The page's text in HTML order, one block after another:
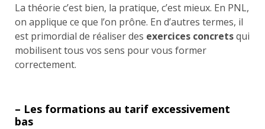
La théorie c’est bien, la pratique, c’est mieux. En PNL,
on applique ce que l’on prône. En d’autres termes, il
est primordial de réaliser des exercices concretsqui
mobilisent tous vos sens pour vous former
correctement.
– Les formations au tarif excessivement
bas